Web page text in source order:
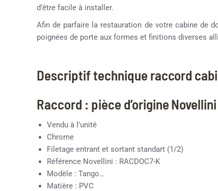
d’être facile à installer.
Afin de parfaire la restauration de votre cabine de
poignées de porte aux formes et finitions diverses
Descriptif technique raccord
Raccord : pièce d’origine Novellini
Vendu à l’unité
Chrome
Filetage entrant et sortant standart (1/2)
Référence Novellini : RACDOC7-K
Modèle : Tango…
Matière : PVC